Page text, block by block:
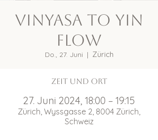
Vinyasa to Yin
Flow
Do., 27. Juni
  |
Zürich
Zeit und Ort
27. Juni 2024, 18:00 – 19:15
Zürich, Wyssgasse 2, 8004 Zürich,
Schweiz